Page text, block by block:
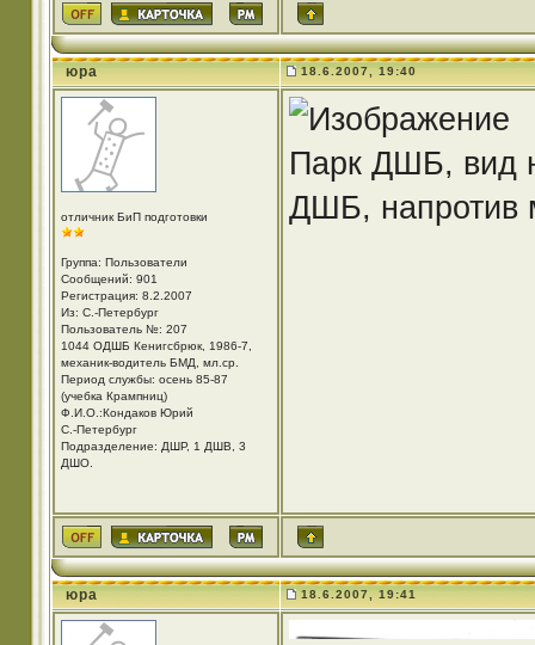
юра 18.6.2007, 19:40
отличник БиП подготовки
Группа: Пользователи
Сообщений: 901
Регистрация: 8.2.2007
Из: С.-Петербург
Пользователь №: 207
1044 ОДШБ Кенигсбрюк, 1986-7,
механик-водитель БМД, мл.ср.
Период службы: осень 85-87
(учебка Крампниц)
Ф.И.О.:Кондаков Юрий
С.-Петербург
Подразделение: ДШР, 1 ДШВ, 3
ДШО.
Парк ДШБ, вид
ДШБ, напротив
юра 18.6.2007, 19:41